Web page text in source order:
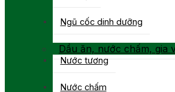
Ngũ cốc dinh dưỡng
Dầu ăn, nước chấm, gia
Nước tương
Nước chấm